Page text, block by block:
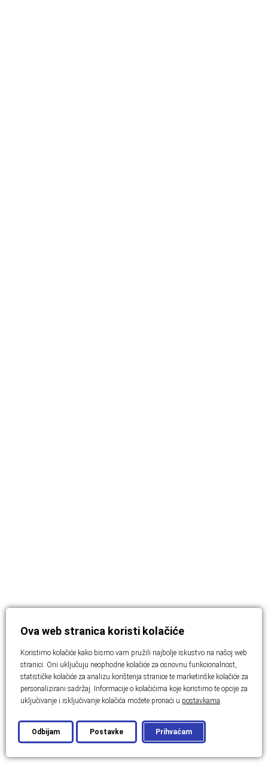
Ova web stranica koristi kolačiće
Koristimo kolačiće kako bismo vam pružili najbolje iskustvo na našoj web
stranici. Oni uključuju neophodne kolačiće za osnovnu funkcionalnost,
statističke kolačiće za analizu korištenja stranice te marketinške kolačiće za
personalizirani sadržaj. Informacije o kolačićima koje koristimo te opcije za
uključivanje i isključivanje kolačića možete pronaći u postavkama.
Prihvaćam
Odbijam Postavke